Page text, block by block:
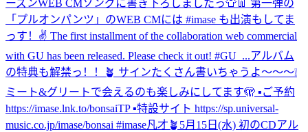
ーズンWEB CMソングに書き下ろしましたっ👕👖 第一弾の
「プルオンパンツ」のWEB CMには #imase も出演もしてま
っす！✌️ The first installment of the collaboration web commercial
with GU has been released. Please check it out! #GU_...アルバム
の特典も解禁っ！！🪴 サインたくさん書いちゃうよ〜〜〜❕
ミート&グリートで会えるのも楽しみにしてます🫣 ▪️ご予約
https://imase.lnk.to/bonsaiTP ▪️特設サイト https://sp.universal-
music.co.jp/imase/bonsai #imase凡才🪴 5月15日(水) 初のCDアル